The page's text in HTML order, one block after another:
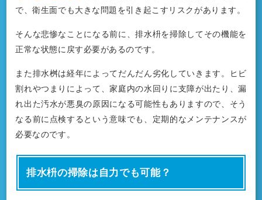
で、衛生面でも大きな問題を引き起こすリスクがあります。
そんな悲惨なことになる前に、排水枡を掃除してその機能を
正常な状態に戻す必要があるのです。
また排水桝は経年によってだんだん劣化していきます。ヒビ
割れやつまりによって、家庭内の水回りに支障が出たり、漏
れ出た汚水が悪臭の原因になる可能性もありますので、そう
なる前に点検するという意味でも、定期的なメンテナンスが
必要なのです。
排水枡の掃除は自力でも可能？